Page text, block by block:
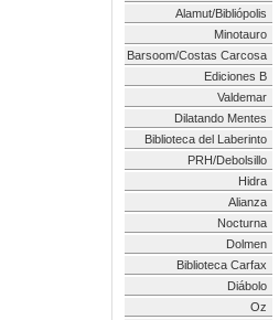
Alamut/Bibliópolis
Minotauro
Barsoom/Costas Carcosa
Ediciones B
Valdemar
Dilatando Mentes
Biblioteca del Laberinto
PRH/Debolsillo
Hidra
Alianza
Nocturna
Dolmen
Biblioteca Carfax
Diábolo
Oz